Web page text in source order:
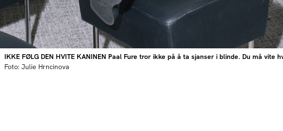
IKKE FØLG DEN HVITE KANINEN Paal Fure tror ikke på å ta sjanser i blinde. Du må
Foto: Julie Hrncinova